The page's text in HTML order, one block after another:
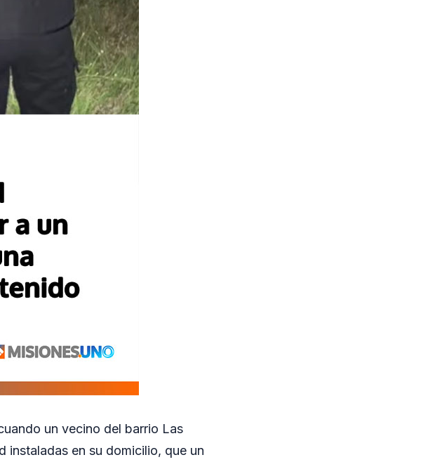
un vecino del barrio Las
instaladas en su domicilio, que un